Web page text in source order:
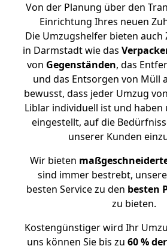
Von der Planung über den
Einrichtung Ihres neuen
Die Umzugshelfer bieten auch
in Darmstadt wie das
von Gegenständen, das
und das Entsorgen von Müll
bewusst, dass jeder Umzug
Liblar individuell ist und
eingestellt, auf die
unserer Kunden
Wir bieten
sind immer bestrebt,
besten Service zu den besten
zu bieten.
Kostengünstiger wird Ihr
uns können Sie bis zu 60 %